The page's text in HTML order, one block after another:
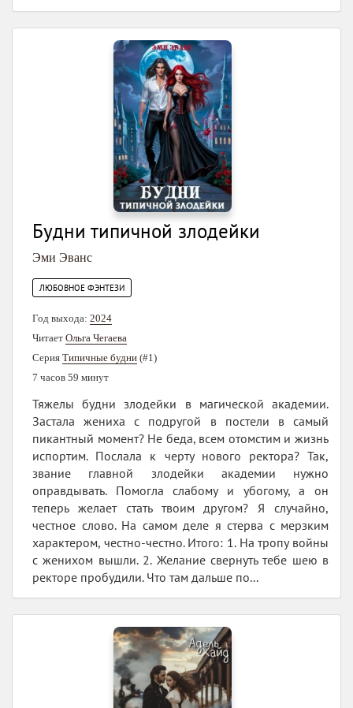
Будни типичной злодейки
Эми Эванс
ЛЮБОВНОЕ ФЭНТЕЗИ
Год выхода: 2024
Читает Ольга Чегаева
Серия Типичные будни (#1)
7 часов 59 минут
Тяжелы будни злодейки в магической академии.
Застала жениха с подругой в постели в самый
пикантный момент? Не беда, всем отомстим и жизнь
испортим. Послала к черту нового ректора? Так,
звание главной злодейки академии нужно
оправдывать. Помогла слабому и убогому, а он
теперь желает стать твоим другом? Я случайно,
честное слово. На самом деле я стерва с мерзким
характером, честно-честно. Итого: 1. На тропу войны
с женихом вышли. 2. Желание свернуть тебе шею в
ректоре пробудили. Что там дальше по...